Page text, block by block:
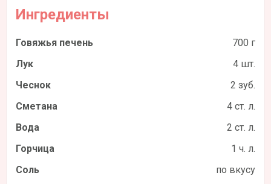
Ингредиенты
Говяжья печень
700 г
Лук
4 шт.
Чеснок
2 зуб.
Сметана
4 ст. л.
Вода
2 ст. л.
Горчица
1 ч. л.
Соль
по вкусу